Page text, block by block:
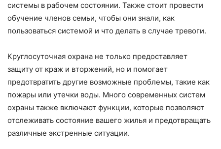
системы в рабочем состоянии. Также стоит провести
обучение членов семьи, чтобы они знали, как
пользоваться системой и что делать в случае тревоги.
Круглосуточная охрана не только предоставляет
защиту от краж и вторжений, но и помогает
предотвратить другие возможные проблемы, такие как
пожары или утечки воды. Много современных систем
охраны также включают функции, которые позволяют
отслеживать состояние вашего жилья и предотвращать
различные экстренные ситуации.